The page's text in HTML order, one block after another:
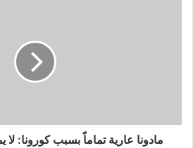
ثري
ومشهورمادونا عارية تماماً بسبب كورونا: